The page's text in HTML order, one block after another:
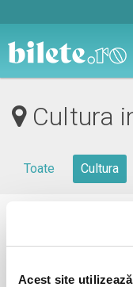
Acest site
Cultura
Toate Cultura
0